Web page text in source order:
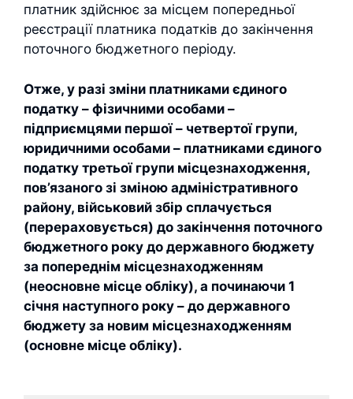
платник здійснює за місцем попередньої
реєстрації платника податків до закінчення
поточного бюджетного періоду.
Отже, у разі зміни платниками єдиного
податку – фізичними особами –
підприємцями першої – четвертої групи,
юридичними особами – платниками єдиного
податку третьої групи місцезнаходження,
пов’язаного зі зміною адміністративного
району, військовий збір сплачується
(перераховується) до закінчення поточного
бюджетного року до державного бюджету
за попереднім місцезнаходженням
(неосновне місце обліку), а починаючи 1
січня наступного року – до державного
бюджету за новим місцезнаходженням
(основне місце обліку).